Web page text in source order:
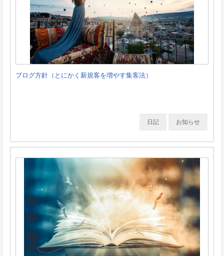
ブログ方針（とにかく新規客を増やす集客法）
お知らせ
日記